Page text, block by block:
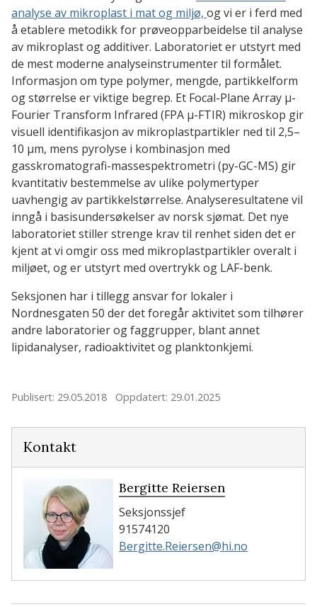
analyse av mikroplast i mat og miljø, og vi er i ferd med
å etablere metodikk for prøveopparbeidelse til analyse
av mikroplast og additiver. Laboratoriet er utstyrt med
de mest moderne analyseinstrumenter til formålet.
Informasjon om type polymer, mengde, partikkelform
og størrelse er viktige begrep. Et Focal-Plane Array µ-
Fourier Transform Infrared (FPA µ-FTIR) mikroskop gir
visuell identifikasjon av mikroplastpartikler ned til 2,5–
10 µm, mens pyrolyse i kombinasjon med
gasskromatografi-massespektrometri (py-GC-MS) gir
kvantitativ bestemmelse av ulike polymertyper
uavhengig av partikkelstørrelse. Analyseresultatene vil
inngå i basisundersøkelser av norsk sjømat. Det nye
laboratoriet stiller strenge krav til renhet siden det er
kjent at vi omgir oss med mikroplastpartikler overalt i
miljøet, og er utstyrt med overtrykk og LAF-benk.
Seksjonen har i tillegg ansvar for lokaler i
Nordnesgaten 50 der det foregår aktivitet som tilhører
andre laboratorier og faggrupper, blant annet
lipidanalyser, radioaktivitet og planktonkjemi.
Publisert: 29.05.2018 Oppdatert: 29.01.2025
Kontakt
Bergitte Reiersen
Seksjonssjef
91574120
Bergitte.Reiersen@hi.no